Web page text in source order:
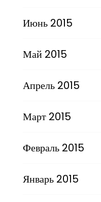
Июнь 2015
Май 2015
Апрель 2015
Март 2015
Февраль 2015
Январь 2015